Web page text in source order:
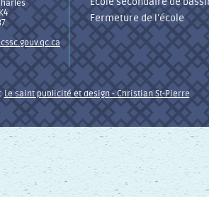
Fermeture de l’école
Le saint publicité et design- Christian St-Pierre